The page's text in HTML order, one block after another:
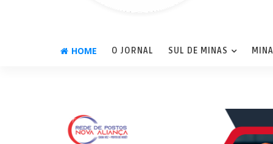
HOME O JORNAL SUL DE MINAS